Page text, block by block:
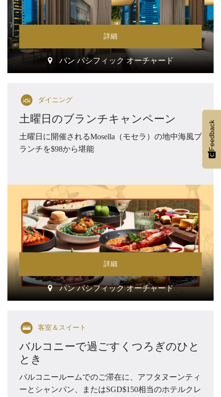
詳細
パン パシフィック オーチャード
ダイニング
土曜日のブランチキャンペーン
土曜日に開催されるMosella（モセラ）の地中海風ブ
ランチを$98から堪能
詳細
パン パシフィック オーチャード
客室＆スイート
バルコニーで過ごすくつろぎのひと
とき
バルコニールームでのご滞在に、アフタヌーンティ
ーとシャンパン、またはSGD$150相当のホテルクレ
Feedback